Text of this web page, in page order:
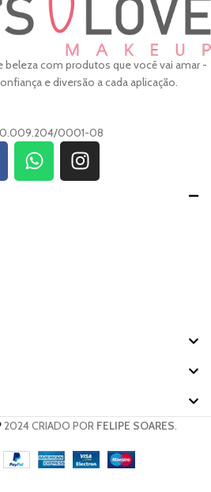
beleza com produtos que você vai amar -
e diversão a cada aplicação.
0001-08
2024 CRIADO POR FELIPE SOARES.